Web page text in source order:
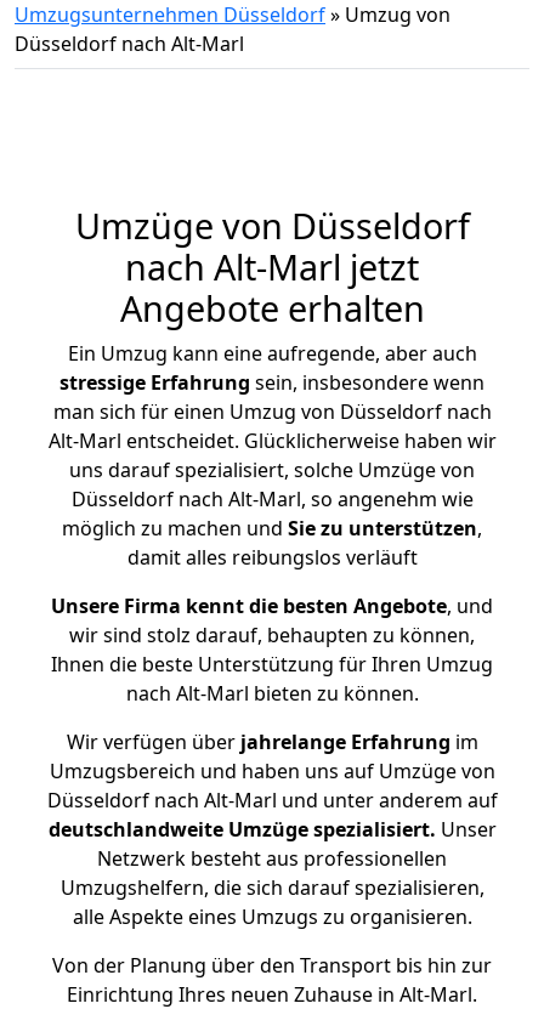
Umzugsunternehmen Düsseldorf» Umzug von
Düsseldorf nach Alt-Marl
Umzüge von Düsseldorf
nach Alt-Marl jetzt
Angebote erhalten
Ein Umzug kann eine aufregende, aber auch
stressige Erfahrung sein, insbesondere wenn
man sich für einen Umzug von Düsseldorf nach
Alt-Marl entscheidet. Glücklicherweise haben wir
uns darauf spezialisiert, solche Umzüge von
Düsseldorf nach Alt-Marl, so angenehm wie
möglich zu machen und Sie zu unterstützen,
damit alles reibungslos verläuft
Unsere Firma kennt die besten Angebote, und
wir sind stolz darauf, behaupten zu können,
Ihnen die beste Unterstützung für Ihren Umzug
nach Alt-Marl bieten zu können.
Wir verfügen überjahrelange Erfahrung im
Umzugsbereich und haben uns auf Umzüge von
Düsseldorf nach Alt-Marl und unter anderem auf
deutschlandweite Umzüge spezialisiert. Unser
Netzwerk besteht aus professionellen
Umzugshelfern, die sich darauf spezialisieren,
alle Aspekte eines Umzugs zu organisieren.
Von der Planung über den Transport bis hin zur
Einrichtung Ihres neuen Zuhause in Alt-Marl.